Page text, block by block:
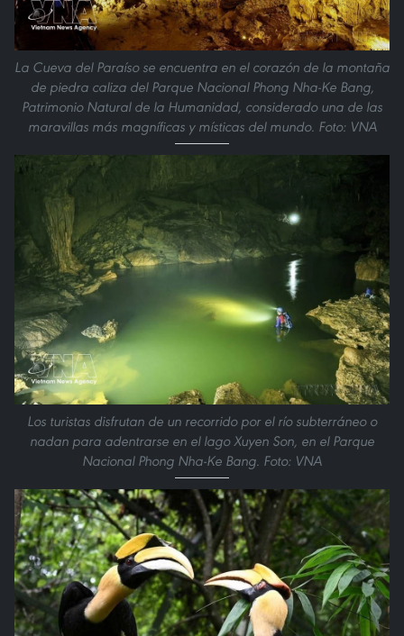
La Cueva del Paraíso se encuentra en el corazón de la montaña
de piedra caliza del Parque Nacional Phong Nha-Ke Bang,
Patrimonio Natural de la Humanidad, considerado una de las
maravillas más magníficas y místicas del mundo. Foto: VNA
Los turistas disfrutan de un recorrido por el río subterráneo o
nadan para adentrarse en el lago Xuyen Son, en el Parque
Nacional Phong Nha-Ke Bang. Foto: VNA